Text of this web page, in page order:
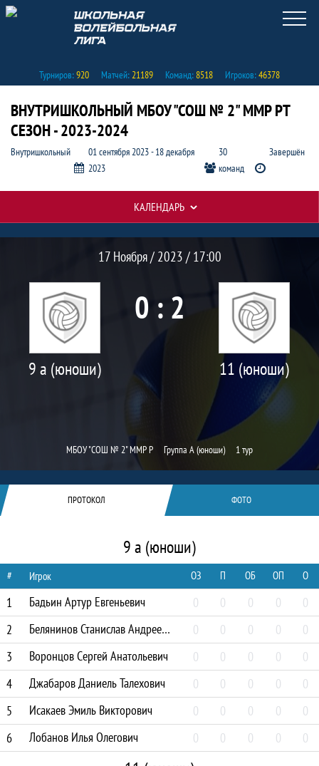
Турниров:920 Матчей:21189 Команд:8518 Игроков:46378
ВНУТРИШКОЛЬНЫЙ МБОУ "СОШ № 2" ММР РТ
СЕЗОН - 2023-2024
Внутришкольный
01 сентября 2023 - 18 декабря
2023
30
команд
Завершён
Протокол и события матча 9 а
Матч
17 Ноября / 2023 / 17:00
9 а (юноши)
0 : 2
11 (юноши)
МБОУ "СОШ № 2" ММР Р Группа А (юноши) 1 тур
ПРОТОКОЛ ФОТО
9 а (юноши)
# Игрок ОЗ П ОБ ОП О
1 Бадьин Артур Евгеньевич 0 0 0 0
0
2
Белянинов Станислав Андреевич 0 0 0 0
0
3
Воронцов Сергей Анатольевич 0 0 0 0
0
4
Джабаров Даниель Талехович 0 0 0 0
0
5
Исакаев Эмиль Викторович 0 0 0 0
0
6
Лобанов Илья Олегович 0 0 0 0 0
КАЛЕНДАРЬ